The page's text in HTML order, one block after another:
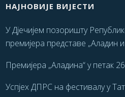
НАЈНОВИЈЕ ВИЈЕСТИ
У Дјечијем позоришту
премијера представе „Аладин
Премијера „Аладина“ у петак
Успјех ДПРС на фестивалу у